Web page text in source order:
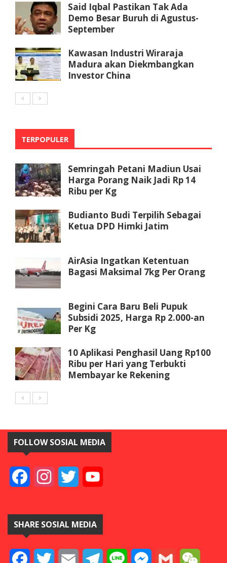
Said Iqbal Pastikan Tak Ada
Demo Besar Buruh di Agustus-
September
Kawasan Industri Wiraraja
Madura akan Diekmbangkan
Investor China
TERPOPULER
Semringah Petani Madiun Usai
Harga Porang Naik Jadi Rp 14
Ribu per Kg
Budianto Budi Terpilih Sebagai
Ketua DPD Himki Jatim
AirAsia Ingatkan Ketentuan
Bagasi Maksimal 7kg Per Orang
Begini Cara Baru Beli Pupuk
Subsidi 2025, Harga Rp 2.000-an
Per Kg
10 Aplikasi Penghasil Uang Rp100
Ribu per Hari yang Terbukti
Membayar ke Rekening
FOLLOW SOSIAL MEDIA
FacebookInstagramTwitter
SHARE SOSIAL MEDIA
FacebookTwitter Email TelegramLine Messenger
Gmail